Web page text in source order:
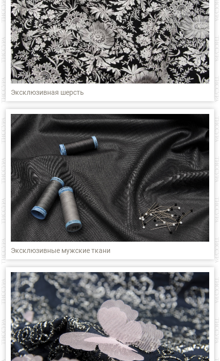
Эксклюзивная шерсть
Эксклюзивные мужские ткани